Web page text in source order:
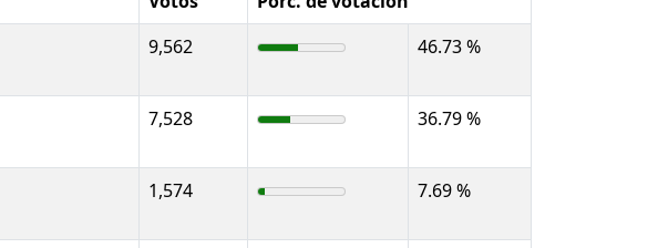
9,562 46.73 %
7,528 36.79 %
1,574 7.69 %